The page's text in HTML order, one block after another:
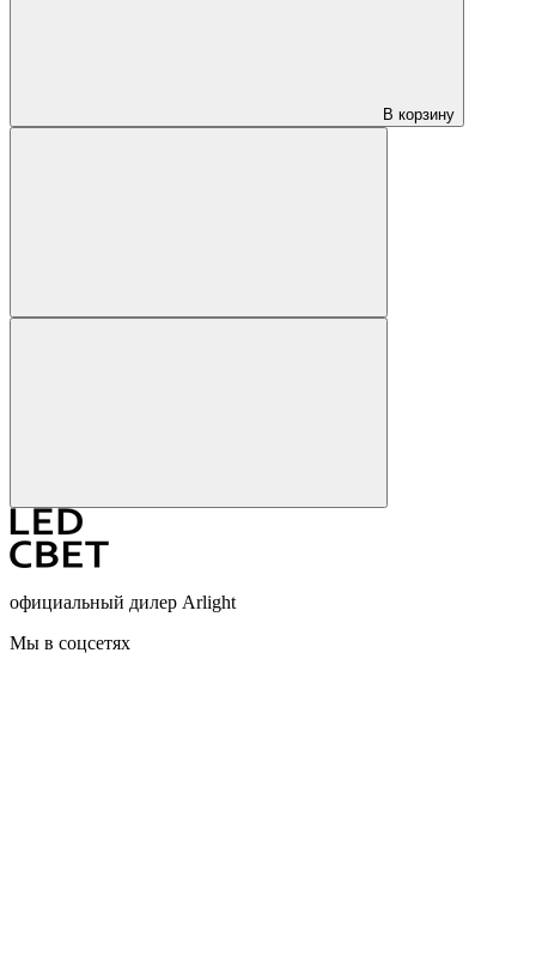
В корзину
официальный дилер Arlight
Мы в соцсетях